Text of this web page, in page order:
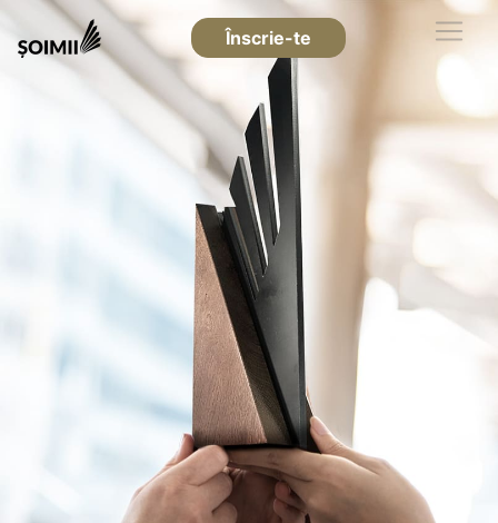
Înscrie-te